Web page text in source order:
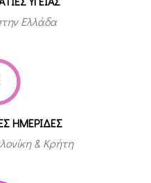
Ελλάδα
ΗΜΕΡΙΔΕΣ
& Κρήτη